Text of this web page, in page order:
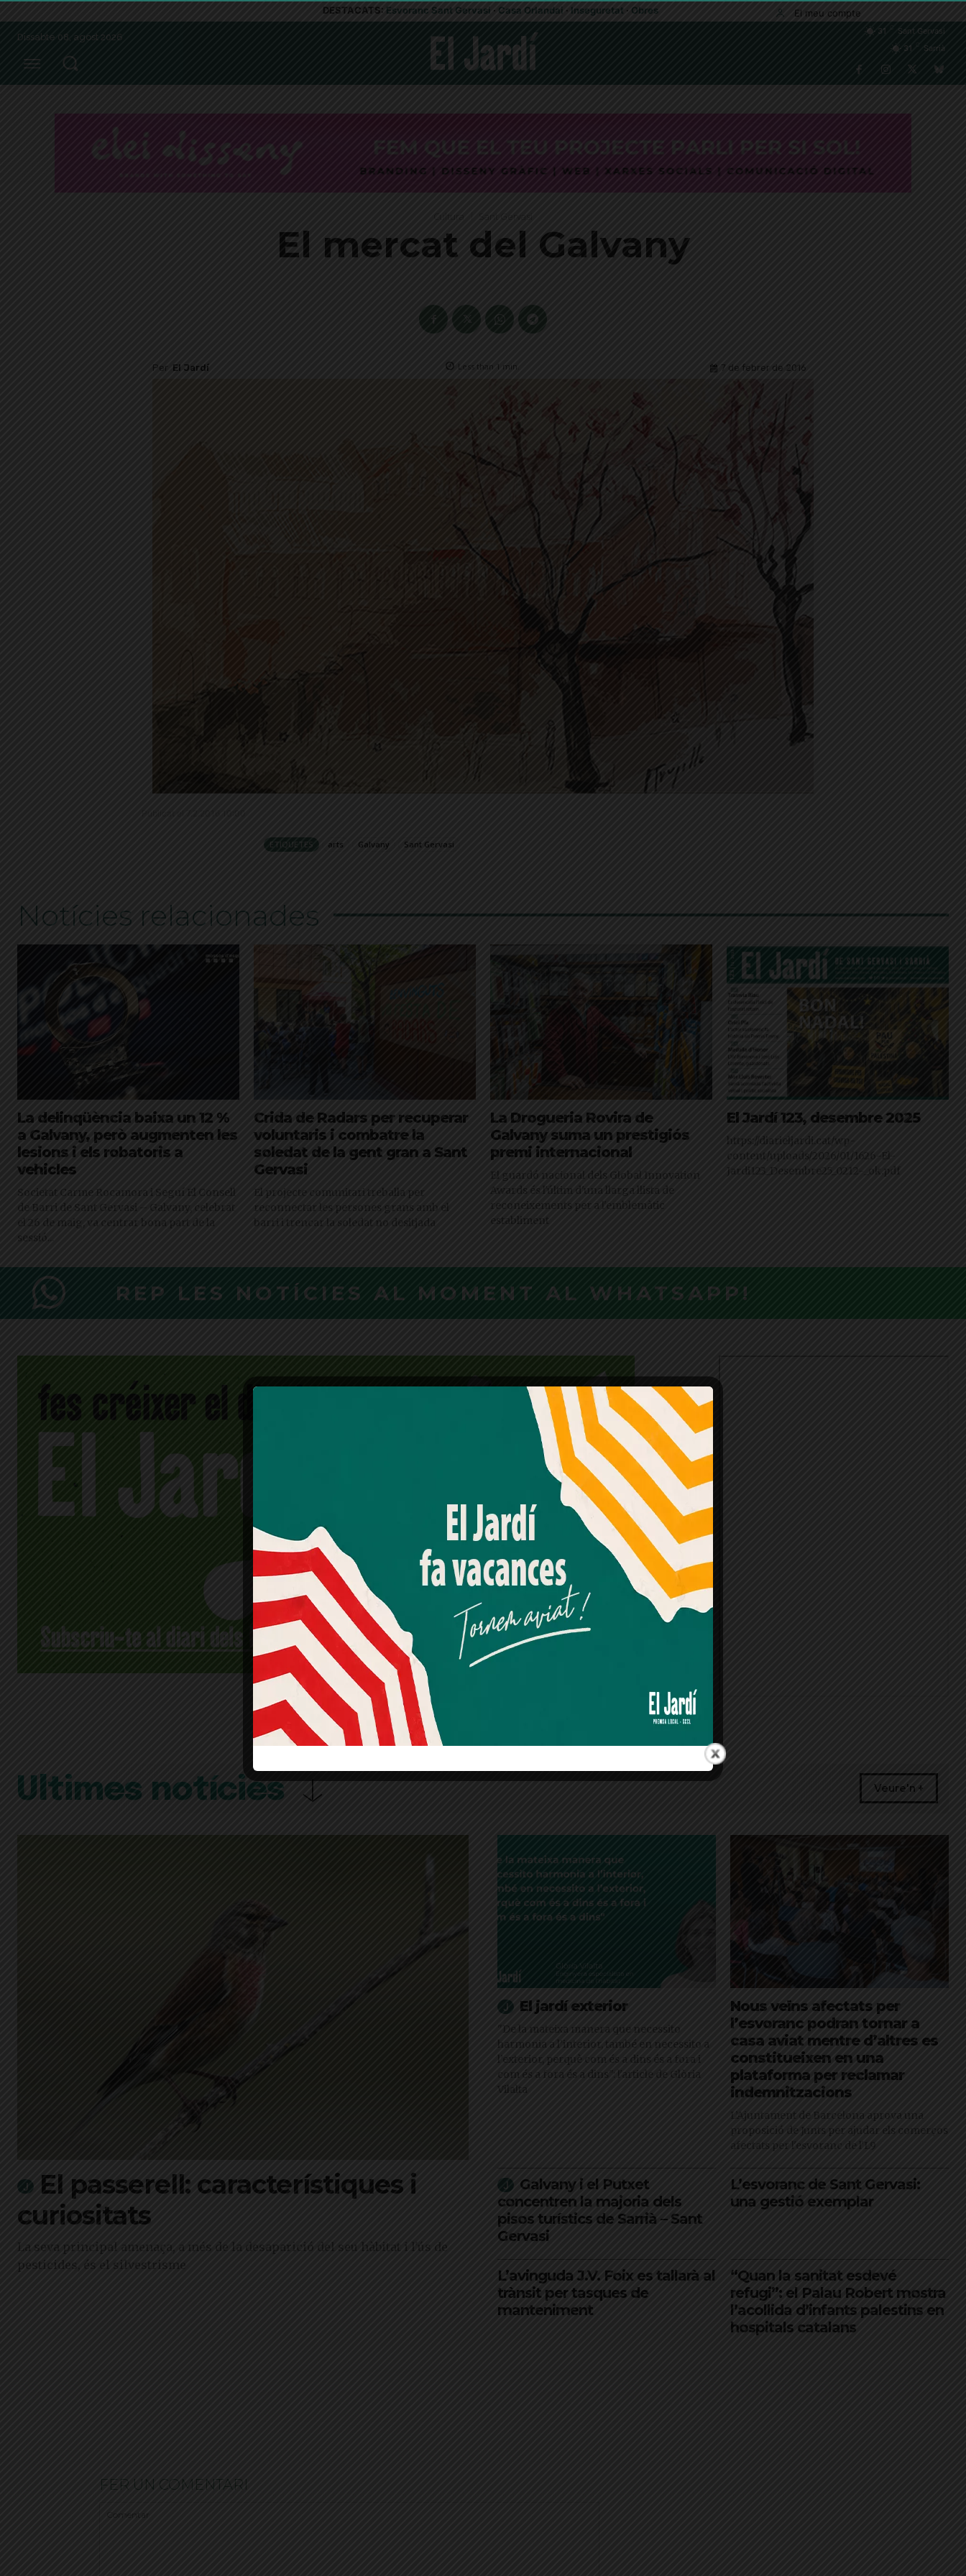
DESTACATS: Esvoranc Sant Gervasi · Casa Orlandai · Inseguretat · Obres El meu compte
Dissabte 08, agost 2026
31
Sant Gervasi
31
Sarrià
Cultura
El mercat del Galvany
Per El Jardí Less than 1 min. 7 de febrer de 2016
ETIQUETES arts Galvany Sant Gervasi
Notícies relacionades
La delinqüència baixa un 12 %
a Galvany, però augmenten les
lesions i els robatoris a
vehicles
Societat Carme Rocamora i Seguí El Consell
de Barri de Sant Gervasi – Galvany, celebrat
el 26 de maig, va centrar bona part de la
sessió...
Crida de Radars per recuperar
voluntaris i combatre la
soledat de la gent gran a Sant
Gervasi
El projecte comunitari treballa per
reconnectar les persones grans amb el
barri i trencar la soledat no desitjada
La Drogueria Rovira de
Galvany suma un prestigiós
premi internacional
El guardó nacional dels Global Innovation
Awards és l'últim d'una llarga llista de
reconeixements per a l'emblemàtic
establiment
El Jardí 123, desembre 2025
https://diarieljardi.cat/wp-
content/uploads/2026/01/1626-El-
Jardi123_Desembre25_0212-_ok.pdf
REP LES NOTÍCIES AL MOMENT AL WHATSAPP!
Últimes notícies Veure'n +
El passerell: característiques i
curiositats
La seva principal amenaça, a més de la desaparició del seu hàbitat i l'ús de
pesticides, és el silvestrisme
El jardí exterior
"De la mateixa manera que necessito
harmonia a l’interior, també en necessito a
l’exterior, perquè com és a dins és a fora i
com és a fora és a dins": l'article de Glòria
Vilalta
Nous veïns afectats per
l’esvoranc podran tornar a
casa aviat mentre d’altres es
constitueixen en una
plataforma per reclamar
indemnitzacions
L’Ajuntament de Barcelona aprova una
proposició de Junts per ajudar els comerços
afectats per l'esvoranc de l'L9
Galvany i el Putxet
concentren la majoria dels
pisos turístics de Sarrià – Sant
Gervasi
L’esvoranc de Sant Gervasi:
una gestió exemplar
L’avinguda J.V. Foix es tallarà al
trànsit per tasques de
manteniment
“Quan la sanitat esdevé
refugi”: el Palau Robert mostra
l’acollida d’infants palestins en
hospitals catalans
FER UN COMENTARI
Amb el seu acord, nosaltres fem servir galetes o
tecnologies similars per emmagatzemar, accedir i
processar dades personals com la seva visita a aquest lloc
web. Pot retirar el seu consentiment o oposar-se al
processament de dades basat en interessos legítims en
qualsevol moment fent clic a "Ajustos de cookies" o a la
nostra Política de privacitat en aquest lloc web. Si cliques
"acceptar" dones el teu consentiment
Més informació Acceptar Rebutjar tot
Quan l’usuari crea un compte al Diari el Jardí, dona el seu
consentiment explícit per rebre comunicacions
informatives relacionades amb el servei. Aquest
consentiment pot ser revocat en qualsevol moment
mitjançant l’enllaç de baixa present a tots els correus.